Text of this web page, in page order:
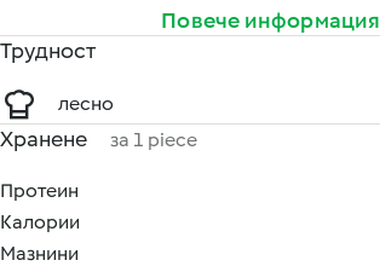
Повече информация
Трудност
лесно
Хранене за 1 piece
Протеин
Калории
Мазнини